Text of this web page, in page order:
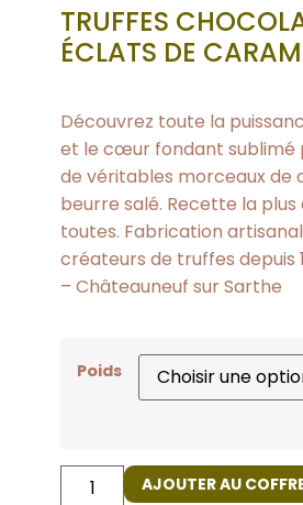
TRUFFES
ÉCLATS DE
Découvrez toute la
et le cœur fondant sublimé
de véritables morceaux de
beurre salé. Recette la
toutes. Fabrication
créateurs de truffes depuis
– Châteauneuf sur Sarthe
Poids
AJOUTER AU